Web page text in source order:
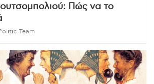
Πώς να το
Team